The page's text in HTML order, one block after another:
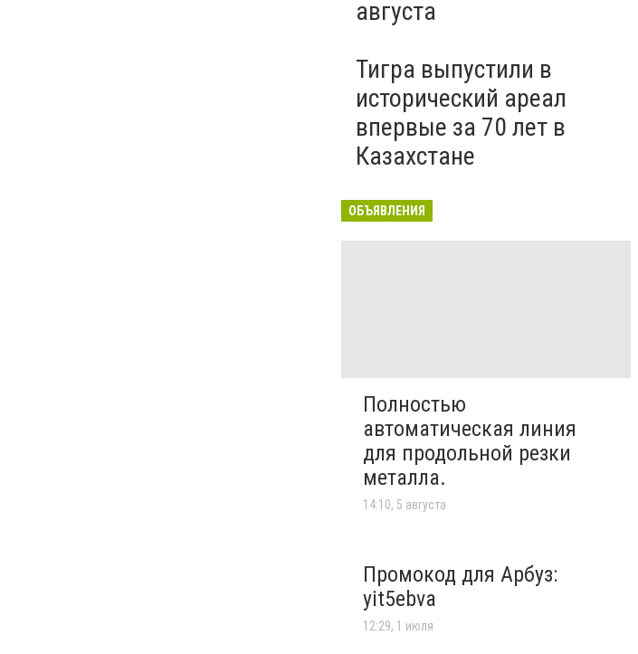
августа
Тигра выпустили в
исторический ареал
впервые за 70 лет в
Казахстане
ОБЪЯВЛЕНИЯ
Полностью
автоматическая линия
для продольной резки
металла.
14:10, 5 августа
Промокод для Арбуз:
yit5ebva
12:29, 1 июля